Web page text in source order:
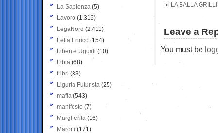
« LA BALLA
Leave a
You must be
La Sapienza (5)
Lavoro (1.316)
LegaNord (2.411)
Letta Enrico (154)
Liberi e Uguali (10)
Libia (68)
Libri (33)
Liguria Futurista (25)
mafia (543)
manifesto (7)
Margherita (16)
Maroni (171)